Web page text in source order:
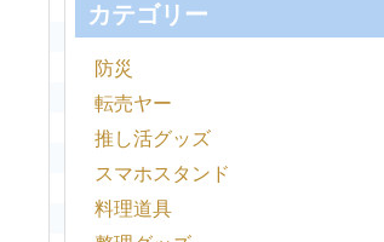
カテゴリー
防災
転売ヤー
推し活グッズ
スマホスタンド
料理道具